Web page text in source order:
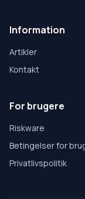
Information
Artikler
Kontakt
For brugere
Riskware
Betingelser for
Privatlivspolitik